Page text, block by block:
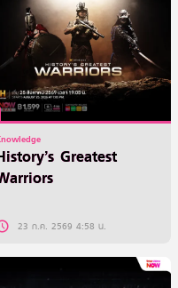
Greatest
23 ก.ค. 2569 4:58 น.